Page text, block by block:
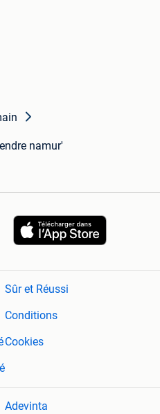
namur'
Sûr et Réussi
Conditions
Cookies
Adevinta